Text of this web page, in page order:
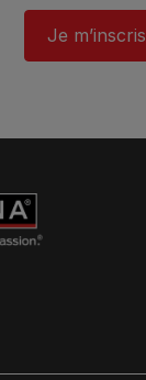
Je m’inscris